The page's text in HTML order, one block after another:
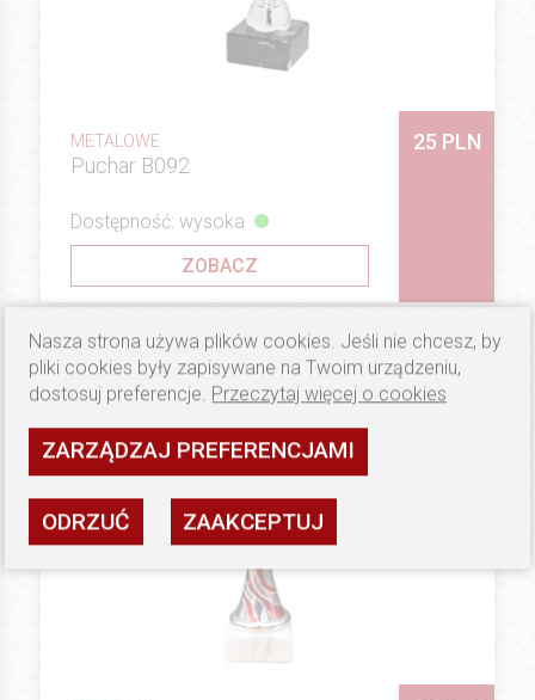
METALOWE
Puchar B092
25 PLN
Dostępność: wysoka
ZOBACZ
Nasza strona używa plików cookies. Jeśli nie chcesz, by
pliki cookies były zapisywane na Twoim urządzeniu,
dostosuj preferencje. Przeczytaj więcej o cookies
ZARZĄDZAJ PREFERENCJAMI
ODRZUĆ ZAAKCEPTUJ